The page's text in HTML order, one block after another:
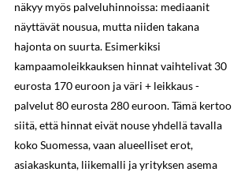
näkyy myös palveluhinnoissa: mediaanit
näyttävät nousua, mutta niiden takana
hajonta on suurta. Esimerkiksi
kampaamoleikkauksen hinnat vaihtelivat 30
eurosta 170 euroon ja väri + leikkaus -
palvelut 80 eurosta 280 euroon. Tämä kertoo
siitä, että hinnat eivät nouse yhdellä tavalla
koko Suomessa, vaan alueelliset erot,
asiakaskunta, liikemalli ja yrityksen asema